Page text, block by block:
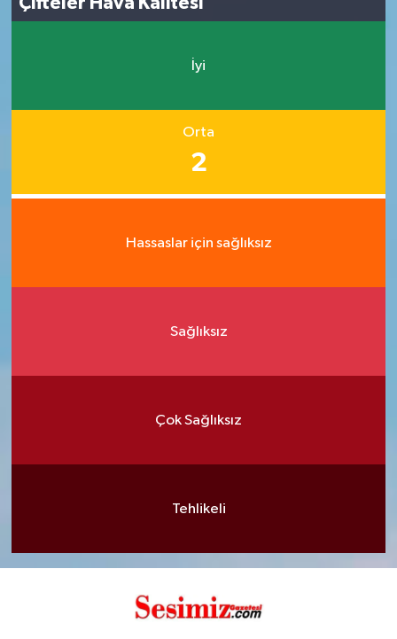
İyi
Orta
2
Hassaslar için sağlıksız
Sağlıksız
Çok Sağlıksız
Tehlikeli